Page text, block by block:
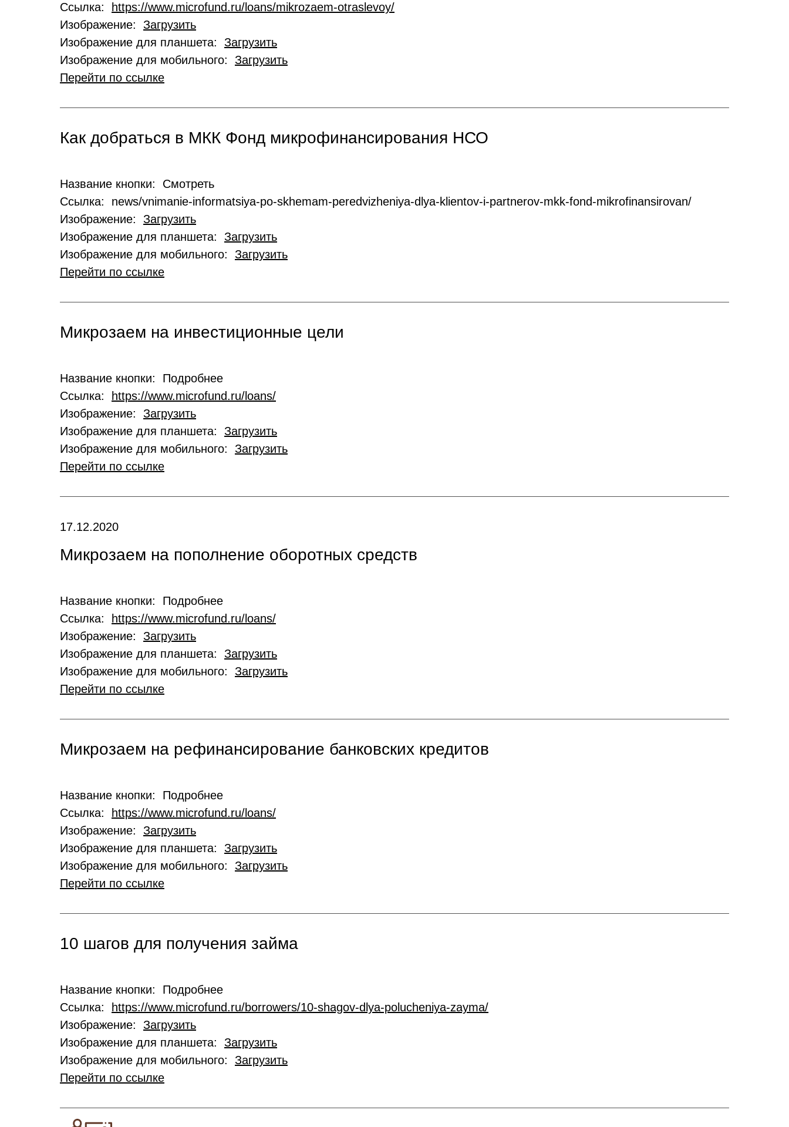
Ссылка:
https://www.microfund.ru/loans/mikrozaem-otraslevoy/
Изображение: Загрузить
Изображение для планшета: Загрузить
Изображение для мобильного: Загрузить
Перейти по ссылке
Как добраться в МКК Фонд микрофинансирования НСО
Название кнопки: Смотреть
Ссылка: news/vnimanie-informatsiya-po-skhemam-peredvizheniya-dlya-klientov-i-partnerov-mkk-fond-mikrofinansirovan/
Изображение: Загрузить
Изображение для планшета: Загрузить
Изображение для мобильного: Загрузить
Перейти по ссылке
Микрозаем на инвестиционные цели
Название кнопки: Подробнее
Ссылка:
https://www.microfund.ru/loans/
Изображение: Загрузить
Изображение для планшета: Загрузить
Изображение для мобильного: Загрузить
Перейти по ссылке
17.12.2020
Микрозаем на пополнение оборотных средств
Название кнопки: Подробнее
Ссылка:
https://www.microfund.ru/loans/
Изображение: Загрузить
Изображение для планшета: Загрузить
Изображение для мобильного: Загрузить
Перейти по ссылке
Микрозаем на рефинансирование банковских кредитов
Название кнопки: Подробнее
Ссылка:
https://www.microfund.ru/loans/
Изображение: Загрузить
Изображение для планшета: Загрузить
Изображение для мобильного: Загрузить
Перейти по ссылке
10 шагов для получения займа
Название кнопки: Подробнее
Ссылка:
https://www.microfund.ru/borrowers/10-shagov-dlya-polucheniya-zayma/
Изображение: Загрузить
Изображение для планшета: Загрузить
Изображение для мобильного: Загрузить
Перейти по ссылке